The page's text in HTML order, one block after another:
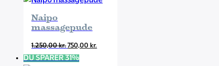
Naipo
massagepude
1.250,00kr.Den
oprindelige
750,00 kr.Den
DU SPARER 31%